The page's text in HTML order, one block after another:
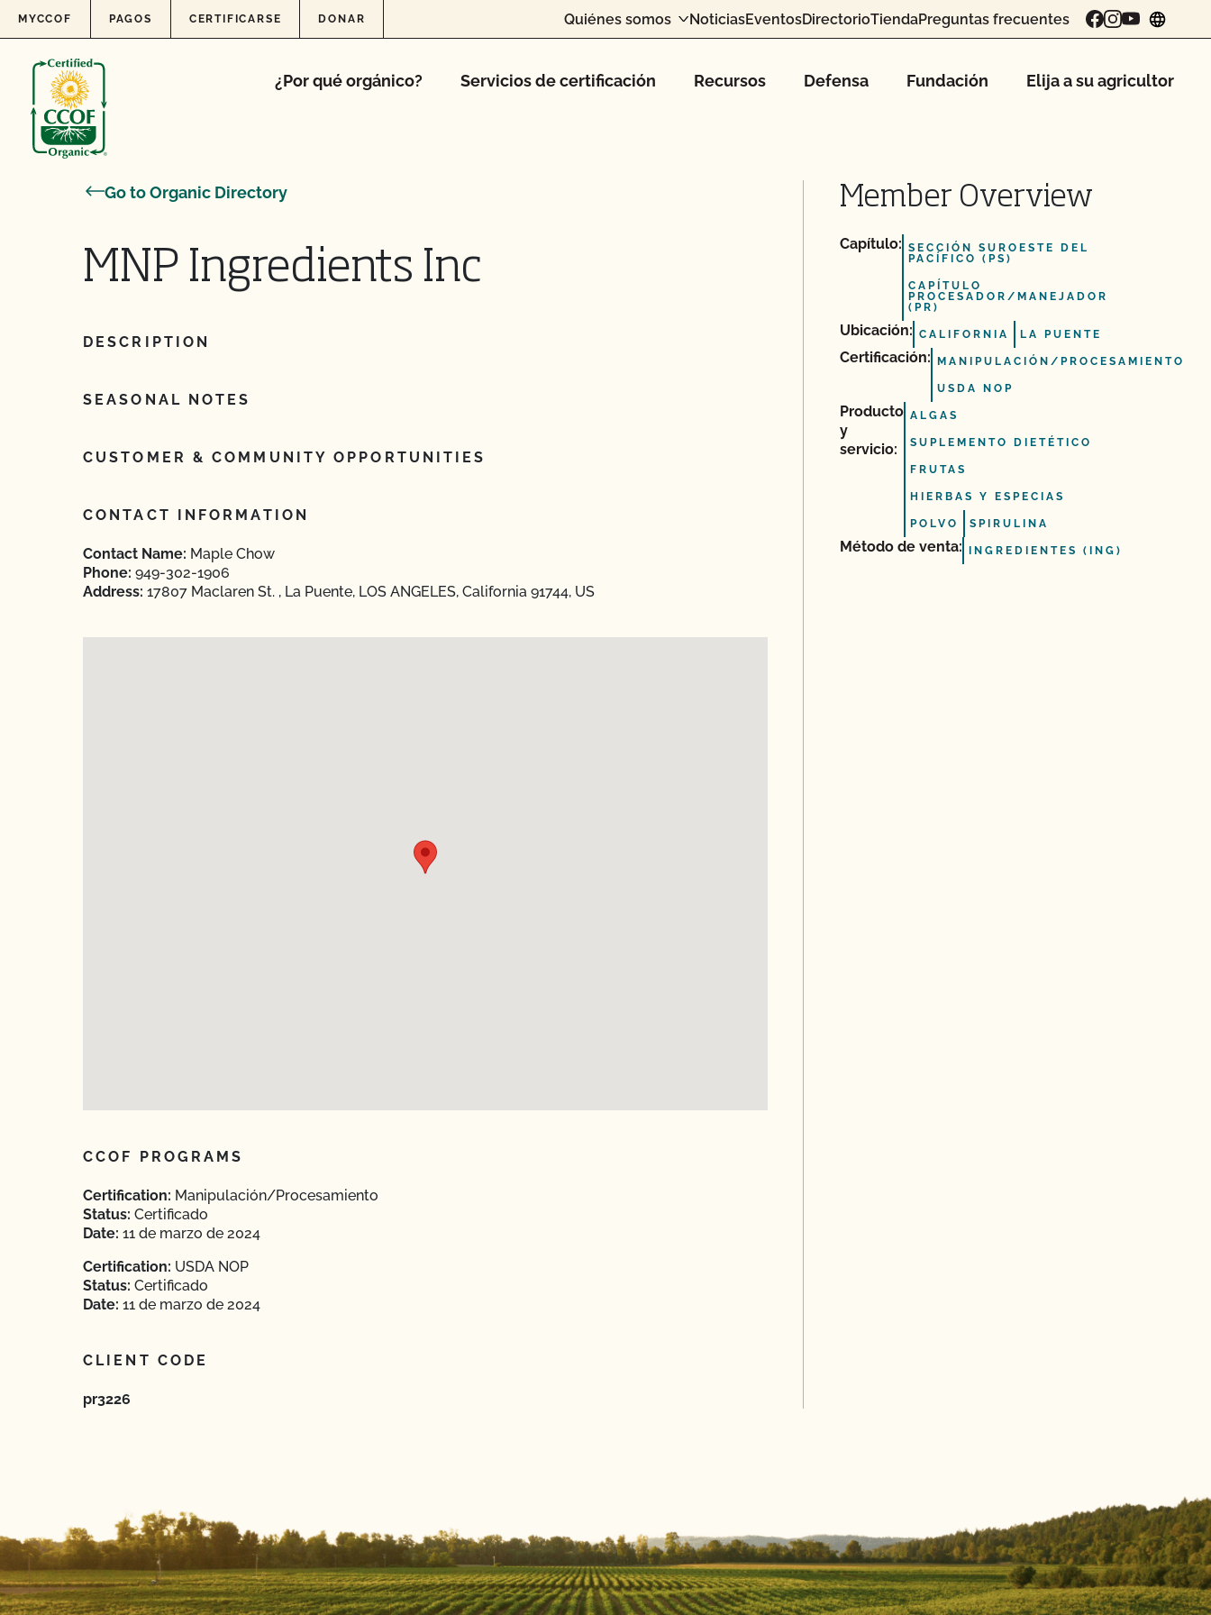
Skip to content
MYCCOF PAGOS CERTIFICARSE DONAR Quiénes somos NoticiasEventosDirectorioTiendaPreguntas frecuentes
¿Por qué orgánico? Servicios de certificación Recursos Defensa Fundación Elija a su agricultor
Go to Organic Directory
MNP Ingredients Inc
DESCRIPTION
SEASONAL NOTES
CUSTOMER & COMMUNITY OPPORTUNITIES
CONTACT INFORMATION
Contact Name: Maple Chow
Phone: 949-302-1906
Address: 17807 Maclaren St. , La Puente, LOS ANGELES, California 91744, US
CCOF PROGRAMS
Certification: Manipulación/Procesamiento
Status: Certificado
Date: 11 de marzo de 2024
Certification: USDA NOP
Status: Certificado
Date: 11 de marzo de 2024
CLIENT CODE
pr3226
Member Overview
Capítulo: SECCIÓN SUROESTE DEL
PACÍFICO (PS)
CAPÍTULO
PROCESADOR/MANEJADOR
(PR)
Ubicación: CALIFORNIA LA PUENTE
Certificación: MANIPULACIÓN/PROCESAMIENTO
USDA NOP
Producto
y
servicio:
ALGAS
SUPLEMENTO DIETÉTICO
FRUTAS
HIERBAS Y ESPECIAS
POLVO SPIRULINA
Método de venta: INGREDIENTES (ING)